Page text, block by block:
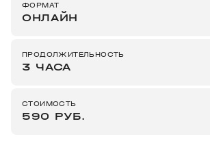
ФОРМАТ
ОНЛАЙН
ПРОДОЛЖИТЕЛЬНОСТЬ
3 ЧАСА
СТОИМОСТЬ
590 РУБ.